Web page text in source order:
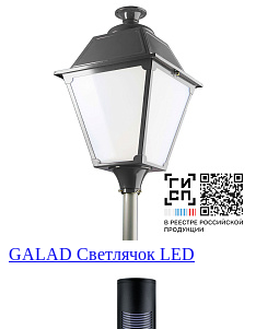
GALAD Светлячок LED